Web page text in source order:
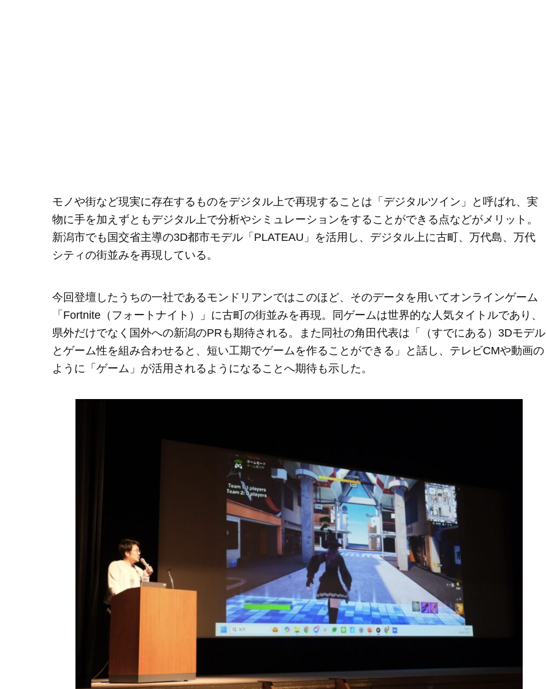
モノや街など現実に存在するものをデジタル上で再現することは「デジタルツイン」と呼ばれ、実
物に手を加えずともデジタル上で分析やシミュレーションをすることができる点などがメリット。
新潟市でも国交省主導の3D都市モデル「PLATEAU」を活用し、デジタル上に古町、万代島、万代
シティの街並みを再現している。
今回登壇したうちの一社であるモンドリアンではこのほど、そのデータを用いてオンラインゲーム
「Fortnite（フォートナイト）」に古町の街並みを再現。同ゲームは世界的な人気タイトルであり、
県外だけでなく国外への新潟のPRも期待される。また同社の角田代表は「（すでにある）3Dモデル
とゲーム性を組み合わせると、短い工期でゲームを作ることができる」と話し、テレビCMや動画の
ように「ゲーム」が活用されるようになることへ期待も示した。